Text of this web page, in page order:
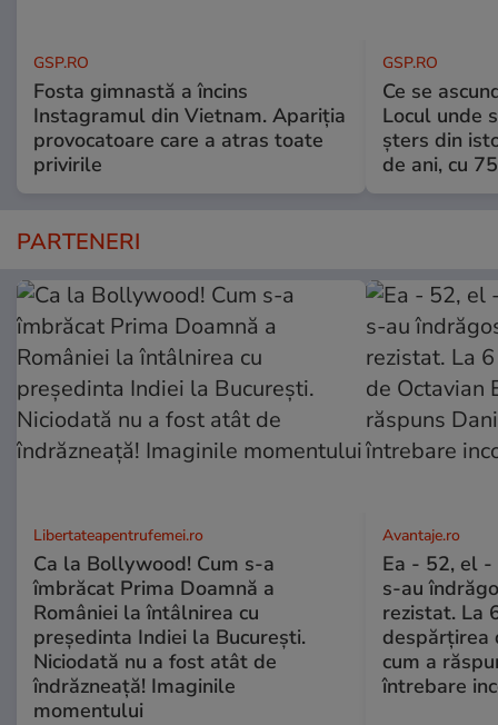
GSP.RO
Fosta gimnastă a încins
Instagramul din Vietnam. Apariția
provocatoare care a atras toate
privirile
GSP.RO
Ce se
Locul unde
șters din
de ani, cu
PARTENERI
Libertateapentrufemei.ro
Ca la Bollywood! Cum s-a
îmbrăcat Prima Doamnă a
României la întâlnirea cu
președinta Indiei la București.
Niciodată nu a fost atât de
îndrăzneață! Imaginile
momentului
Avantaje.ro
Ea - 52, el -
s-au
rezistat. La
despărțirea
cum a
întrebare